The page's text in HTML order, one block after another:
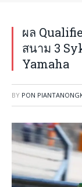
ผล
สนาม 3
Yamaha
BY PON